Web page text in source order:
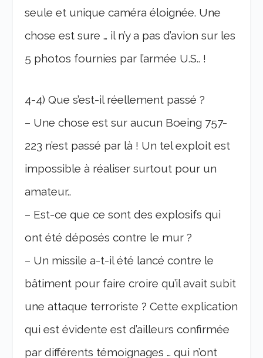
seule et unique caméra éloignée. Une
chose est sure … il n’y a pas d’avion sur les
5 photos fournies par l’armée U.S.. !
4-4) Que s’est-il réellement passé ?
– Une chose est sur aucun Boeing 757-
223 n’est passé par là ! Un tel exploit est
impossible à réaliser surtout pour un
amateur..
– Est-ce que ce sont des explosifs qui
ont été déposés contre le mur ?
– Un missile a-t-il été lancé contre le
bâtiment pour faire croire qu’il avait subit
une attaque terroriste ? Cette explication
qui est évidente est d’ailleurs confirmée
par différents témoignages … qui n’ont